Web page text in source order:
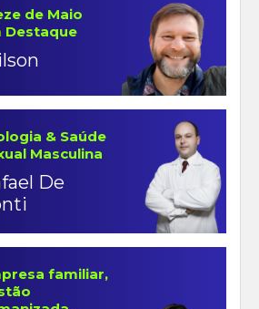
de Maio
Destaque
& Saúde
Masculina
De
familiar,